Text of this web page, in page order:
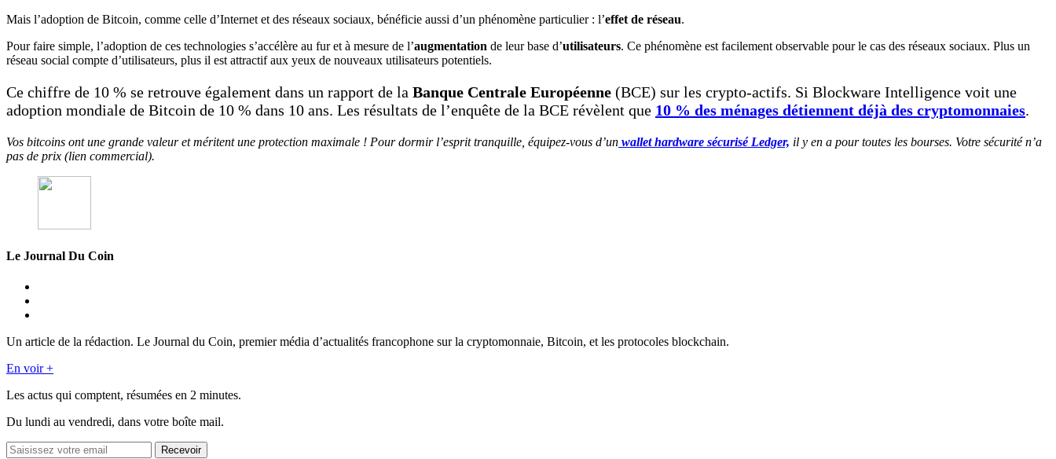
Mais l’adoption de Bitcoin, comme celle d’Internet et des réseaux sociaux, bénéficie aussi d’un phénomène particulier : l’effet de réseau.
Pour faire simple, l’adoption de ces technologies s’accélère au fur et à mesure de l’augmentation de leur base d’utilisateurs. Ce phénomène est facilement observable pour le cas des réseaux sociaux. Plus un
réseau social compte d’utilisateurs, plus il est attractif aux yeux de nouveaux utilisateurs potentiels.
Ce chiffre de 10 % se retrouve également dans un rapport de la Banque Centrale Européenne (BCE) sur les crypto-actifs. Si Blockware Intelligence voit une
adoption mondiale de Bitcoin de 10 % dans 10 ans. Les résultats de l’enquête de la BCE révèlent que 10 % des ménages détiennent déjà des cryptomonnaies.
Vos bitcoins ont une grande valeur et méritent une protection maximale ! Pour dormir l’esprit tranquille, équipez-vous d’un wallet hardware sécurisé Ledger, il y en a pour toutes les bourses. Votre sécurité n’a
pas de prix (lien commercial).
Le Journal Du Coin
Un article de la rédaction. Le Journal du Coin, premier média d’actualités francophone sur la cryptomonnaie, Bitcoin, et les protocoles blockchain.
En voir +
Les actus qui comptent, résumées en 2 minutes.
Du lundi au vendredi, dans votre boîte mail.
Recevoir